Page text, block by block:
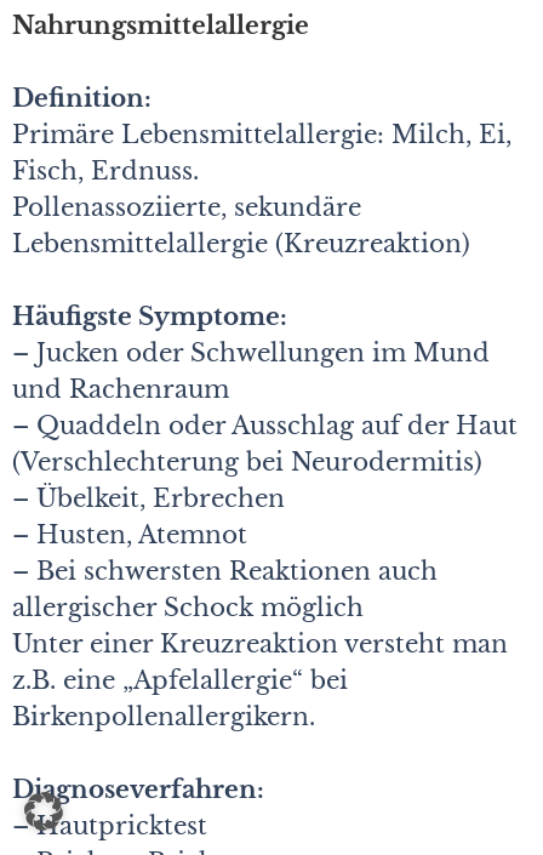
Nahrungsmittelallergie
Definition:
Primäre Lebensmittelallergie: Milch, Ei,
Fisch, Erdnuss.
Pollenassoziierte, sekundäre
Lebensmittelallergie (Kreuzreaktion)
Häufigste Symptome:
– Jucken oder Schwellungen im Mund
und Rachenraum
– Quaddeln oder Ausschlag auf der Haut
(Verschlechterung bei Neurodermitis)
– Übelkeit, Erbrechen
– Husten, Atemnot
– Bei schwersten Reaktionen auch
allergischer Schock möglich
Unter einer Kreuzreaktion versteht man
z.B. eine „Apfelallergie“ bei
Birkenpollenallergikern.
Diagnoseverfahren:
– Hautpricktest